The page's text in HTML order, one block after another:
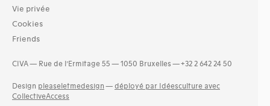
Vie privée
Cookies
Friends
CIVA — Rue de l’Ermitage 55 — 1050 Bruxelles — +32 2 642 24 50
Design pleaseletmedesign — déployé par Idéesculture avec
CollectiveAccess